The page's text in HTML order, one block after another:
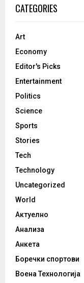
CATEGORIES
Art
Economy
Editor's Picks
Entertainment
Politics
Science
Sports
Stories
Tech
Technology
Uncategorized
World
Актуелно
Анализа
Анкета
Боречки спортови
Воена Технологија